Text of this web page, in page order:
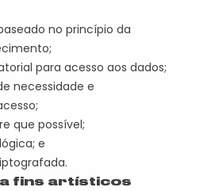
no princípio da
para acesso aos dados;
necessidade e
que possível;
e
fins artísticos